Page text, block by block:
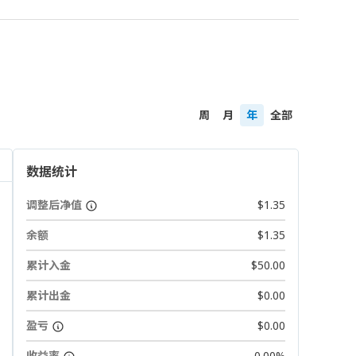
周 月 年 全部
数据统计
调整后净值
$1.35
余额
$1.35
累计入金
$50.00
累计出金
$0.00
盈亏
$0.00